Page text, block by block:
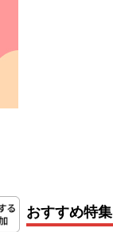
おすすめ特集